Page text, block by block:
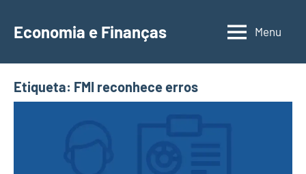
para
conteúdo
Economia e Finanças
Depósitos
IRS,
Finanças
Menu
Etiqueta: FMI reconhece erros